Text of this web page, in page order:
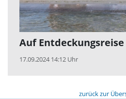
Auf Entdeckungsreise
17.09.2024 14:12 Uhr
zurück zur